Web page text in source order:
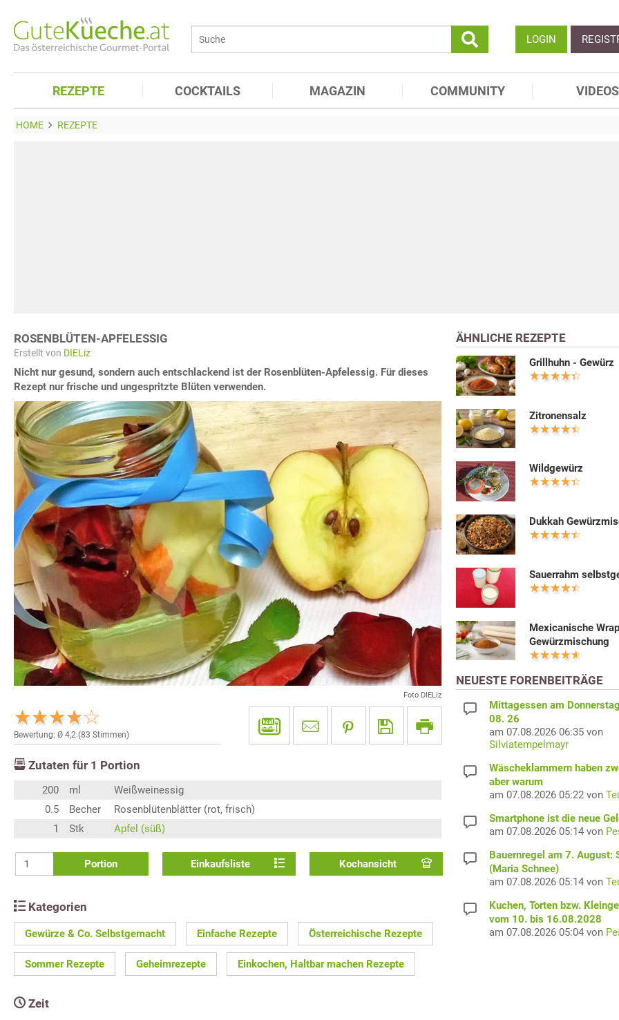
LOGIN
REZEPTE COCKTAILS MAGAZIN COMMUNITY VIDEOS
HOME REZEPTE
ROSENBLÜTEN-APFELESSIG
Erstellt von DIELiz
Nicht nur gesund, sondern auch entschlackend ist der Rosenblüten-Apfelessig. Für dieses
Rezept nur frische und ungespritzte Blüten verwenden.
Foto DIELiz
Bewertung: Ø 4,2 (83 Stimmen)
Zutaten für 1 Portion
200 ml
Weißweinessig
0.5
Becher
Rosenblütenblätter (rot, frisch)
1
Stk Apfel (süß)
Portion Einkaufsliste Kochansicht
Kategorien
Gewürze & Co. Selbstgemacht Einfache Rezepte Österreichische Rezepte
Sommer Rezepte Geheimrezepte Einkochen, Haltbar machen Rezepte
Zeit
ÄHNLICHE REZEPTE
Grillhuhn - Gewürz
Zitronensalz
Wildgewürz
Dukkah
Sauerrahm
Mexicanische
Gewürzmischung
NEUESTE FORENBEITRÄGE
Mittagessen am
08. 26
am 07.08.2026 06:35 von
Silviatempelmayr
Wäscheklammern haben
aber warum
am 07.08.2026 05:22 von
Smartphone ist die neue
am 07.08.2026 05:14 von
Bauernregel am 7. August:
(Maria Schnee)
am 07.08.2026 05:14 von
Kuchen, Torten bzw.
vom 10. bis 16.08.2028
am 07.08.2026 05:04 von